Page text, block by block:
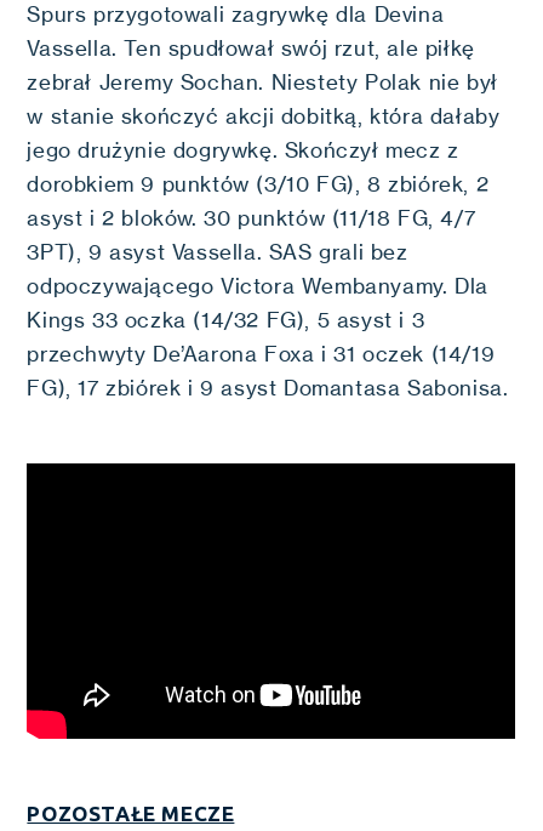
Spurs przygotowali zagrywkę dla Devina
Vassella. Ten spudłował swój rzut, ale piłkę
zebrał Jeremy Sochan. Niestety Polak nie był
w stanie skończyć akcji dobitką, która dałaby
jego drużynie dogrywkę. Skończył mecz z
dorobkiem 9 punktów (3/10 FG), 8 zbiórek, 2
asyst i 2 bloków. 30 punktów (11/18 FG, 4/7
3PT), 9 asyst Vassella. SAS grali bez
odpoczywającego Victora Wembanyamy. Dla
Kings 33 oczka (14/32 FG), 5 asyst i 3
przechwyty De’Aarona Foxa i 31 oczek (14/19
FG), 17 zbiórek i 9 asyst Domantasa Sabonisa.
POZOSTAŁE MECZE